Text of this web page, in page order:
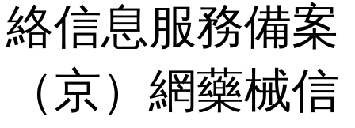
絡信息服務備案
（京）網藥械信